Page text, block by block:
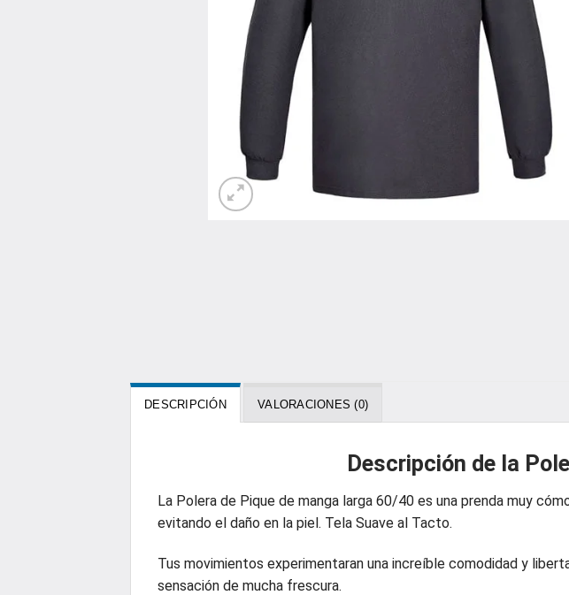
DESCRIPCIÓN VALORACIONES (0)
Descripción de la
La Polera de Pique de manga larga 60/40 es una prenda muy
evitando el daño en la piel. Tela Suave al Tacto.
Tus movimientos experimentaran una increíble comodidad y
sensación de mucha frescura.